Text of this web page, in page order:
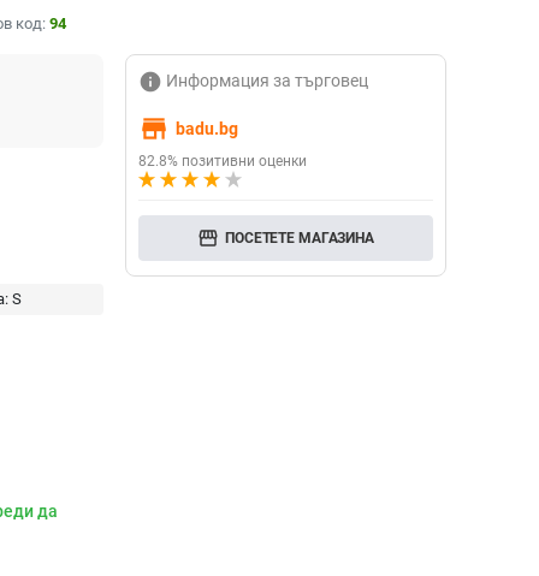
код: 94
S
да
info Информация за търговец
store badu.bg
82.8% позитивни оценки
storefront ПОСЕТЕТЕ МАГАЗИНА